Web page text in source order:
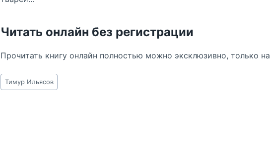
Читать онлайн без регистрации
Прочитать книгу онлайн полностью можно эксклюзивно, только на
Метки
записи:
Тимур Ильясов